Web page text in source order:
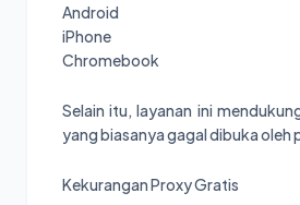
Android
iPhone
Chromebook
Selain itu, layanan ini
yang biasanya gagal dibuka oleh
Kekurangan Proxy Gratis